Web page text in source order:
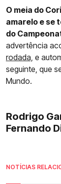
O meia do
amarelo e se
do
advertência
rodada, e
seguinte, que
Mundo.
Rodrigo
Fernando
NOTÍCIAS